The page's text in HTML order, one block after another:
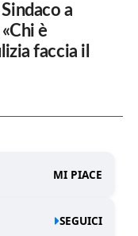
a
è
faccia il
MI PIACE
SEGUICI